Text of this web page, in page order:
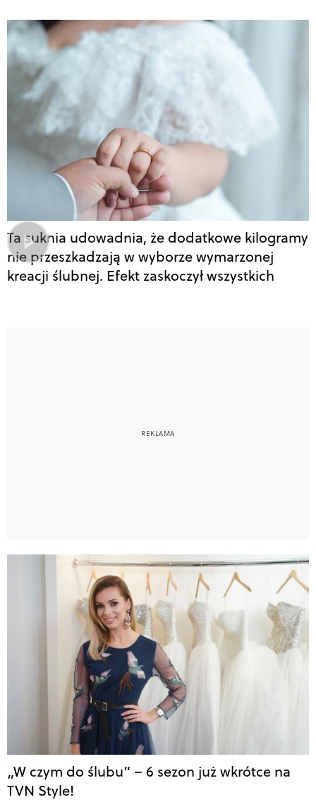
Ta suknia udowadnia, że dodatkowe kilogramy
nie przeszkadzają w wyborze wymarzonej
kreacji ślubnej. Efekt zaskoczył wszystkich
„W czym do ślubu” – 6 sezon już wkrótce na
TVN Style!